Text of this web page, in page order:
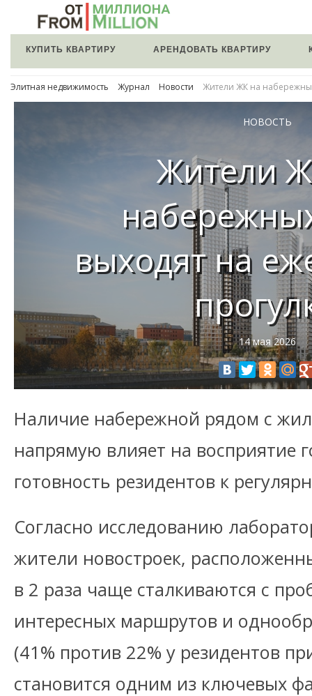
КУПИТЬ КВАРТИРУ АРЕНДОВАТЬ КВАРТИРУ
Элитная недвижимость Журнал Новости Жители ЖК на
НОВОСТЬ
Жители
выходят на
14 мая 2026
Наличие набережной рядом с
напрямую влияет на восприятие
готовность резидентов к
Согласно исследованию
жители новостроек,
в 2 раза чаще сталкиваются с
интересных маршрутов и
(41% против 22% у резидентов
становится одним из ключевых